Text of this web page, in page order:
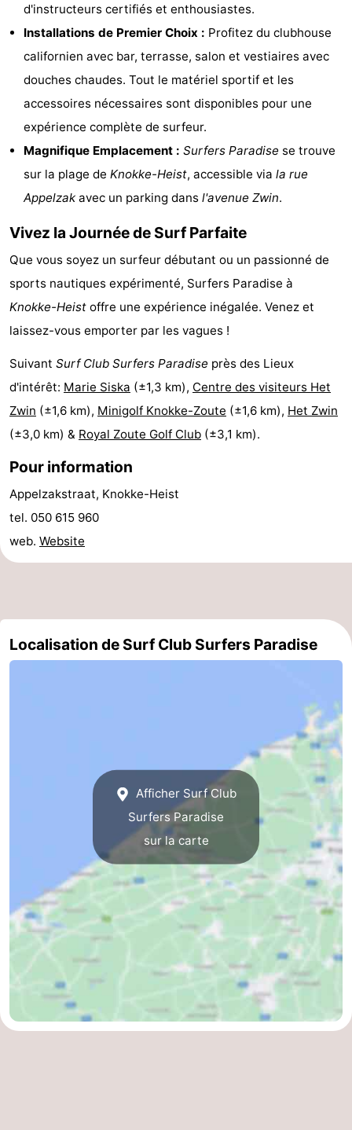
Monuments
Moulins
Attractions
Croisières
Terrains
de
Aires
jeux
-
Parcours
golf
Centres
être
villes
Sports
Équitation
-
manger
Pratiques
littoral
Médicales
Région
Zeeuws-
Vlaanderen
Nieuwvliet
-
d'instructeurs certifiés et enthousiastes.
Installations de Premier Choix : Profitez du clubhouse
californien avec bar, terrasse, salon et vestiaires avec
douches chaudes. Tout le matériel sportif et les
accessoires nécessaires sont disponibles pour une
expérience complète de surfeur.
Magnifique Emplacement : Surfers Paradise se trouve
sur la plage de Knokke-Heist, accessible via la rue
Appelzak avec un parking dans l'avenue Zwin.
Vivez la Journée de Surf Parfaite
Que vous soyez un surfeur débutant ou un passionné de
sports nautiques expérimenté, Surfers Paradise à
Knokke-Heist offre une expérience inégalée. Venez et
laissez-vous emporter par les vagues !
Suivant Surf Club Surfers Paradise près des Lieux
d'intérêt: Marie Siska (±1,3 km), Centre des visiteurs Het
Zwin (±1,6 km), Minigolf Knokke-Zoute (±1,6 km), Het Zwin
(±3,0 km) & Royal Zoute Golf Club (±3,1 km).
Pour information
Appelzakstraat, Knokke-Heist
tel. 050 615 960
web. Website
Localisation de Surf Club Surfers Paradise
Afficher Surf Club
Surfers Paradise
sur la carte